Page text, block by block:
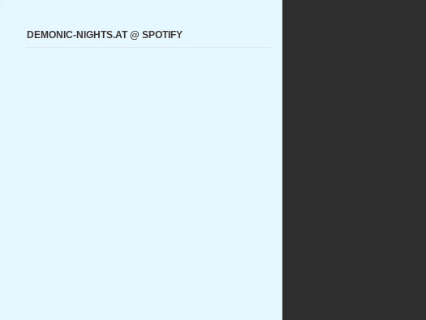
DEMONIC-NIGHTS.AT @ SPOTIFY